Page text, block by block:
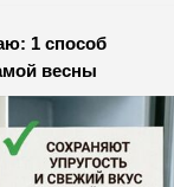
1 способ
весны